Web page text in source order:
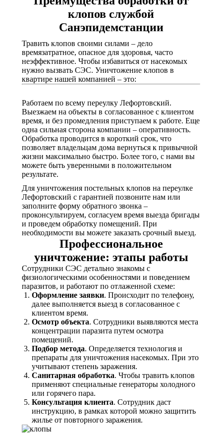
клопов службой
Санэпидемстанции
Травить клопов своими силами – дело
времязатратное, опасное для здоровья, часто
неэффективное. Чтобы избавиться от насекомых
нужно вызвать СЭС. Уничтожение клопов в
квартире нашей компанией – это:
Работаем по всему переулку Лефортовский.
Выезжаем на объекты в согласованное с клиентом
время, и без промедления приступаем к работе. Еще
одна сильная сторона компании – оперативность.
Обработка проводится в короткий срок, что
позволяет владельцам дома вернуться к привычной
жизни максимально быстро. Более того, с нами вы
можете быть уверенными в положительном
результате.
Для уничтожения постельных клопов на переулке
Лефортовский с гарантией позвоните нам или
заполните форму обратного звонка –
проконсультируем, согласуем время выезда бригады
и проведем обработку помещений. При
необходимости вы можете заказать срочный выезд.
Профессиональное
уничтожение: этапы работы
Сотрудники СЭС детально знакомы с
физиологическими особенностями и поведением
паразитов, и работают по отлаженной схеме:
Оформление заявки. Происходит по телефону,
далее выполняется выезд в согласованное с
клиентом время.
Осмотр объекта. Сотрудники выявляются места
концентрации паразита путем осмотра
помещений.
Подбор метода. Определяется технология и
препараты для уничтожения насекомых. При это
учитывают степень заражения.
Санитарная обработка. Чтобы травить клопов
применяют специальные генераторы холодного
или горячего пара.
Консультация клиента. Сотрудник даст
инструкцию, в рамках которой можно защитить
жилье от повторного заражения.